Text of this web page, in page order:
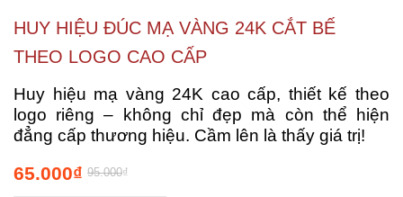
HUY HIỆU ĐÚC MẠ VÀNG 24K CẮT BẾ
THEO LOGO CAO CẤP
Huy hiệu mạ vàng 24K cao cấp, thiết kế theo
logo riêng – không chỉ đẹp mà còn thể hiện
đẳng cấp thương hiệu. Cầm lên là thấy giá trị!
₫
95.000
₫
65.000